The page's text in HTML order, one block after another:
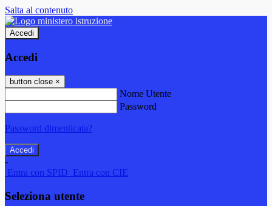
Salta al contenuto
Accedi
Accedi
button close ×
Nome Utente
Password
Password dimenticata?
-
Entra con SPID Entra con CIE
Seleziona utente